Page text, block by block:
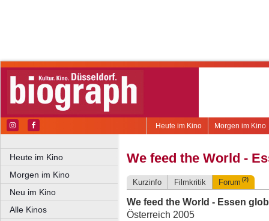
Morgen im Kino
Heute im Kino
Heute im Kino
Morgen im Kino
Neu im Kino
Alle Kinos
We feed the World -
Kurzinfo Filmkritik Forum (2)
We feed the World - Essen
Österreich 2005